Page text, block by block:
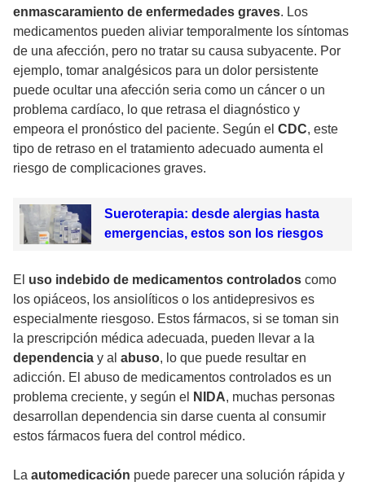
enmascaramiento de enfermedades graves. Los
medicamentos pueden aliviar temporalmente los síntomas
de una afección, pero no tratar su causa subyacente. Por
ejemplo, tomar analgésicos para un dolor persistente
puede ocultar una afección seria como un cáncer o un
problema cardíaco, lo que retrasa el diagnóstico y
empeora el pronóstico del paciente. Según el CDC, este
tipo de retraso en el tratamiento adecuado aumenta el
riesgo de complicaciones graves.
Sueroterapia: desde alergias hasta
emergencias, estos son los riesgos
El uso indebido de medicamentos controlados como
los opiáceos, los ansiolíticos o los antidepresivos es
especialmente riesgoso. Estos fármacos, si se toman sin
la prescripción médica adecuada, pueden llevar a la
dependencia y al abuso, lo que puede resultar en
adicción. El abuso de medicamentos controlados es un
problema creciente, y según el
NIDA, muchas personas
desarrollan dependencia sin darse cuenta al consumir
estos fármacos fuera del control médico.
La automedicación puede parecer una solución rápida y